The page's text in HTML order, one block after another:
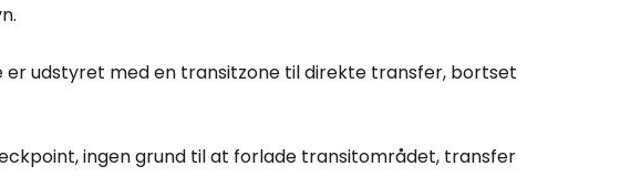
er udstyret med en transitzone til direkte transfer, bortset
ingen grund til at forlade transitområdet, transfer